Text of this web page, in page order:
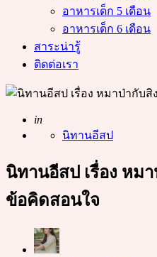
อาหารเด็ก 5 เดือน
อาหารเด็ก 6 เดือน
สาระน่ารู้
ติดต่อเรา
Posted
in
นิทานอีสป
นิทานอีสป เรื่อง หม
ข้อคิดสอนใจ